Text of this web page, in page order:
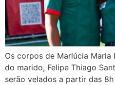
Os corpos de Marlúcia Maria
do marido, Felipe Thiago
serão velados a partir das